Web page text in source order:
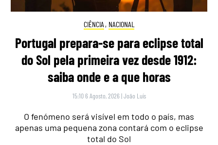
CIÊNCIA , NACIONAL
Portugal prepara-se para eclipse total
do Sol pela primeira vez desde 1912:
saiba onde e a que horas
15:10 6 Agosto, 2026 |João Luís
O fenómeno será visível em todo o país, mas
apenas uma pequena zona contará com o eclipse
total do Sol